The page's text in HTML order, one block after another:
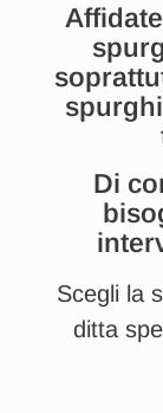
Di
Scegli la
ditta